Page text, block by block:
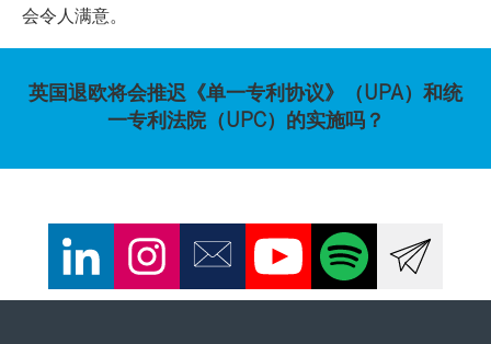
会令人满意。
英国退欧将会推迟《单一专利协议》（UPA）和统
一专利法院（UPC）的实施吗？